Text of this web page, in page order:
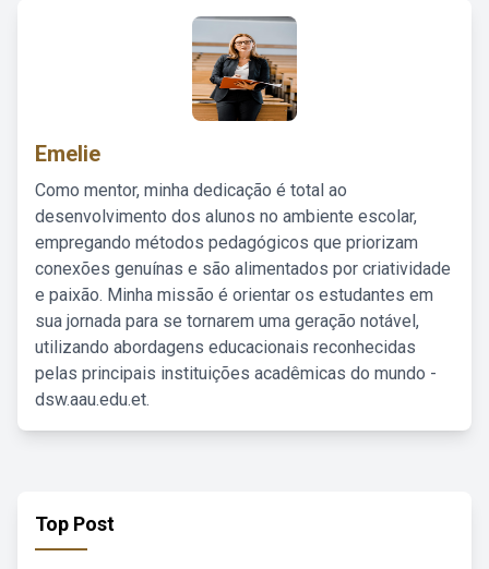
Emelie
Como mentor, minha dedicação é total ao
desenvolvimento dos alunos no ambiente escolar,
empregando métodos pedagógicos que priorizam
conexões genuínas e são alimentados por criatividade
e paixão. Minha missão é orientar os estudantes em
sua jornada para se tornarem uma geração notável,
utilizando abordagens educacionais reconhecidas
pelas principais instituições acadêmicas do mundo -
dsw.aau.edu.et.
Top Post